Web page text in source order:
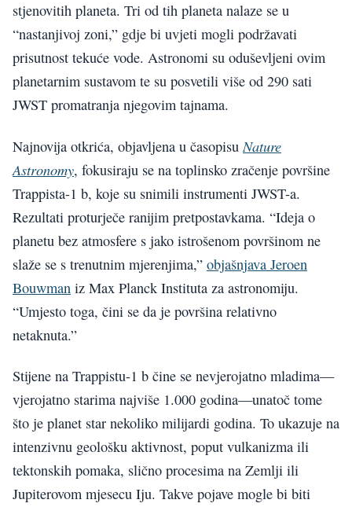
stjenovitih planeta. Tri od tih planeta nalaze se u
“nastanjivoj zoni,” gdje bi uvjeti mogli podržavati
prisutnost tekuće vode. Astronomi su oduševljeni ovim
planetarnim sustavom te su posvetili više od 290 sati
JWST promatranja njegovim tajnama.
Najnovija otkrića, objavljena u časopisu Nature
Astronomy, fokusiraju se na toplinsko zračenje površine
Trappista-1 b, koje su snimili instrumenti JWST-a.
Rezultati proturječe ranijim pretpostavkama. “Ideja o
planetu bez atmosfere s jako istrošenom površinom ne
slaže se s trenutnim mjerenjima,” objašnjava Jeroen
Bouwman iz Max Planck Instituta za astronomiju.
“Umjesto toga, čini se da je površina relativno
netaknuta.”
Stijene na Trappistu-1 b čine se nevjerojatno mladima—
vjerojatno starima najviše 1.000 godina—unatoč tome
što je planet star nekoliko milijardi godina. To ukazuje na
intenzivnu geološku aktivnost, poput vulkanizma ili
tektonskih pomaka, slično procesima na Zemlji ili
Jupiterovom mjesecu Iju. Takve pojave mogle bi biti